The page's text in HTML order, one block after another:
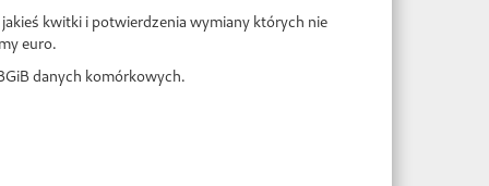
kwitki i potwierdzenia wymiany których nie
euro.
danych komórkowych.